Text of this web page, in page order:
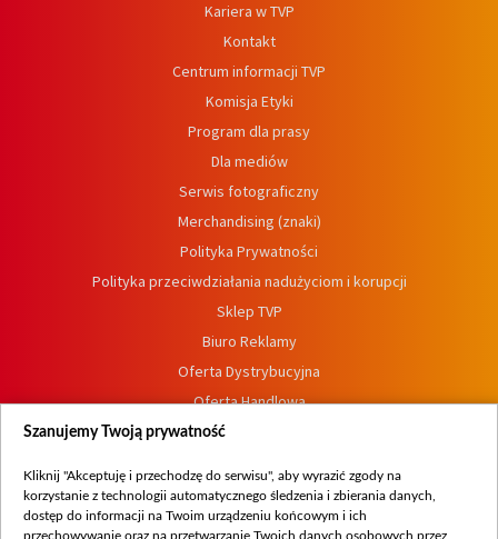
Kariera w TVP
Kontakt
Centrum informacji TVP
Komisja Etyki
Program dla prasy
Dla mediów
Serwis fotograficzny
Merchandising (znaki)
Polityka Prywatności
Polityka przeciwdziałania nadużyciom i korupcji
Sklep TVP
Biuro Reklamy
Oferta Dystrybucyjna
Oferta Handlowa
Dostępność
Procedura zgłoszeń wewnętrznych
Szanujemy Twoją prywatność
Kliknij "Akceptuję i przechodzę do serwisu", aby wyrazić zgody na
korzystanie z technologii automatycznego śledzenia i zbierania danych,
dostęp do informacji na Twoim urządzeniu końcowym i ich
przechowywanie oraz na przetwarzanie Twoich danych osobowych przez